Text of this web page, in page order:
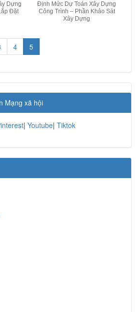
Dựng
Đặt
Định Mức Dự Toán Xây Dựng
Công Trình – Phần Khảo Sát
Xây Dựng
4 5
Mạng xã hội
| Youtube| Tiktok